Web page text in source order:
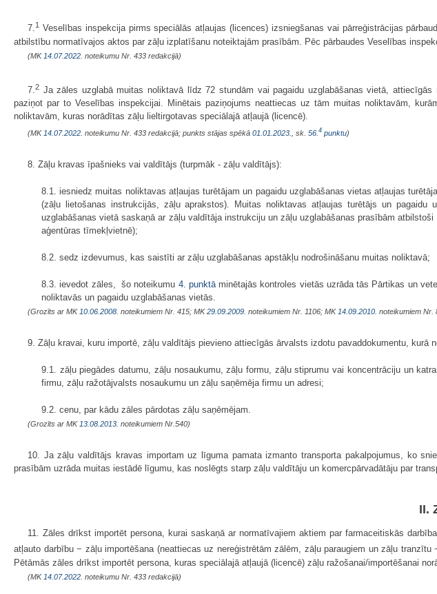
7.1
Veselības inspekcija pirms speciālās atļaujas (licences) izsniegšanas vai pārreģistrācijas
atbilstību normatīvajos aktos par zāļu izplatīšanu noteiktajām prasībām. Pēc pārbaudes Veselības
(MK 14.07.2022. noteikumu Nr. 433 redakcijā)
7. 2 Ja zāles uzglabā muitas noliktavā līdz 72 stundām vai pagaidu uzglabāšanas vietā,
paziņot par to Veselības inspekcijai. Minētais paziņojums neattiecas uz tām muitas noliktavām,
noliktavām, kuras norādītas zāļu lieltirgotavas speciālajā atļaujā (licencē).
(MK 14.07.2022. noteikumu Nr. 433 redakcijā; punkts stājas spēkā 01.01.2023. , sk. 56. 4 punktu)
8. Zāļu kravas īpašnieks vai valdītājs (turpmāk - zāļu valdītājs):
8.1. iesniedz muitas noliktavas atļaujas turētājam un pagaidu uzglabāšanas vietas atļaujas
(zāļu lietošanas instrukcijās, zāļu aprakstos). Muitas noliktavas atļaujas turētājs un
uzglabāšanas vietā saskaņā ar zāļu valdītāja instrukciju un zāļu uzglabāšanas prasībām
aģentūras tīmekļvietnē);
8.2. sedz izdevumus, kas saistīti ar zāļu uzglabāšanas apstākļu nodrošināšanu muitas noliktavā;
8.3. ievedot zāles, šo noteikumu 4. punktāminētajās kontroles vietās uzrāda tās Pārtikas un
noliktavās un pagaidu uzglabāšanas vietās.
(Grozīts ar MK 10.06.2008. noteikumiem Nr. 415; MK29.09.2009. noteikumiem Nr. 1106; MK 14.09.2010. noteikumiem Nr.
9. Zāļu kravai, kuru importē, zāļu valdītājs pievieno attiecīgās ārvalsts izdotu pavaddokumentu, kurā
9.1. zāļu piegādes datumu, zāļu nosaukumu, zāļu formu, zāļu stiprumu vai koncentrāciju un
firmu, zāļu ražotājvalsts nosaukumu un zāļu saņēmēja firmu un adresi;
9.2. cenu, par kādu zāles pārdotas zāļu saņēmējam.
(Grozīts ar MK 13.08.2013. noteikumiem Nr.540)
10. Ja zāļu valdītājs kravas importam uz līguma pamata izmanto transporta pakalpojumus, ko
prasībām uzrāda muitas iestādē līgumu, kas noslēgts starp zāļu valdītāju un komercpārvadātāju par
II.
11. Zāles drīkst importēt persona, kurai saskaņā ar normatīvajiem aktiem par farmaceitiskās
atļauto darbību − zāļu importēšana (neattiecas uz nereģistrētām zālēm, zāļu paraugiem un zāļu
Pētāmās zāles drīkst importēt persona, kuras speciālajā atļaujā (licencē) zāļu ražošanai/importēšanai
(MK 14.07.2022. noteikumu Nr. 433 redakcijā)